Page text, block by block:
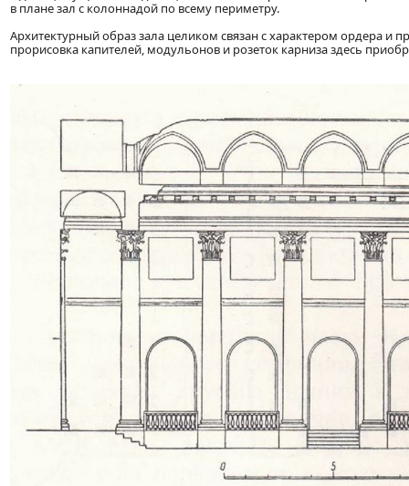
в плане зал с колоннадой по всему периметру.
Архитектурный образ зала целиком связан с характером ордера
прорисовка капителей, модульонов и розеток карниза здесь